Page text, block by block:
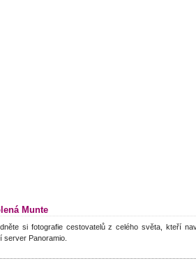
Munte
si fotografie cestovatelů z celého světa, kteří
server Panoramio.